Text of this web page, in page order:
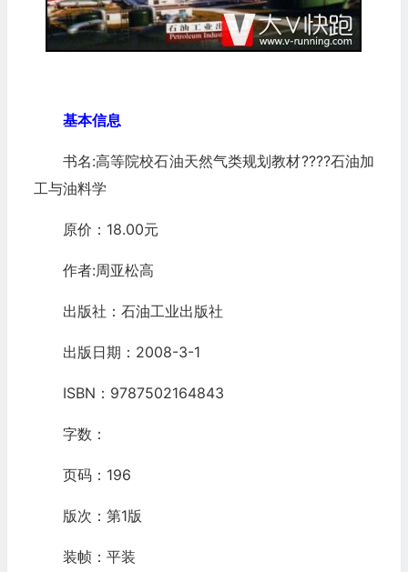
基本信息
书名:高等院校石油天然气类规划教材????石油加
工与油料学
原价：18.00元
作者:周亚松高
出版社：石油工业出版社
出版日期：2008-3-1
ISBN：9787502164843
字数：
页码：196
版次：第1版
装帧：平装